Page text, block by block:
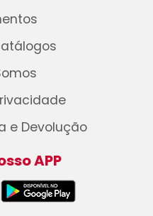
e Devolução
APP